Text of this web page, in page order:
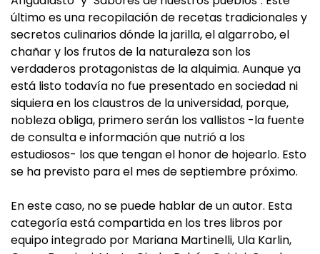
último es una recopilación de recetas tradicionales y
secretos culinarios dónde la jarilla, el algarrobo, el
chañar y los frutos de la naturaleza son los
verdaderos protagonistas de la alquimia. Aunque ya
está listo todavía no fue presentado en sociedad ni
siquiera en los claustros de la universidad, porque,
nobleza obliga, primero serán los vallistos -la fuente
de consulta e información que nutrió a los
estudiosos- los que tengan el honor de hojearlo. Esto
se ha previsto para el mes de septiembre próximo.
En este caso, no se puede hablar de un autor. Esta
categoría está compartida en los tres libros por
equipo integrado por Mariana Martinelli, Ula Karlin,